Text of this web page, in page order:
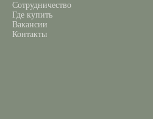
Сотрудничество
Где купить
Вакансии
Контакты